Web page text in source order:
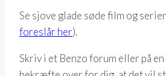
Se sjove glade søde film og
foreslår her).
Skriv i et Benzo forum eller på